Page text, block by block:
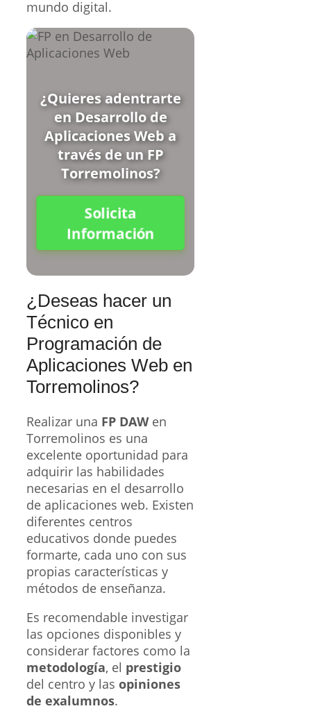
mundo digital.
¿Quieres adentrarte
en Desarrollo de
Aplicaciones Web a
través de un FP
Torremolinos?
Solicita
Información
¿Deseas hacer un
Técnico en
Programación de
Aplicaciones Web en
Torremolinos?
Realizar una FP DAWen
Torremolinos es una
excelente oportunidad para
adquirir las habilidades
necesarias en el desarrollo
de aplicaciones web. Existen
diferentes centros
educativos donde puedes
formarte, cada uno con sus
propias características y
métodos de enseñanza.
Es recomendable investigar
las opciones disponibles y
considerar factores como la
metodología, el prestigio
del centro y las opiniones
de exalumnos.